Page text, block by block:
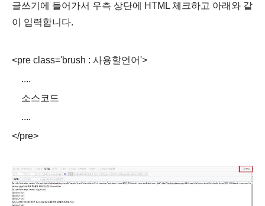
글쓰기에 들어가서 우측 상단에 HTML 체크하고 아래와 같
이 입력합니다.
<pre class='brush : 사용할언어'>
....
소스코드
....
</pre>